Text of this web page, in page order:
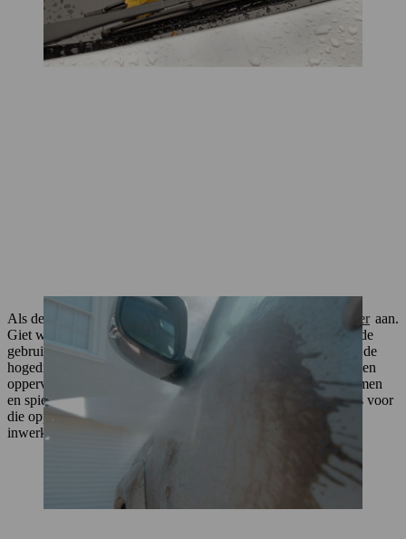
Als de velgen erg vuil zijn, breng dan een beetje velgenreiniger aan.
Giet wat
autoshampoo
in de schuimkop zoals aangegeven in de
gebruiksaanwijzing en bevestig de schuimkop vervolgens aan de
hogedrukreiniger. Sproei het reinigingsmiddel nu op alle metalen
oppervlakken en al het lakwerk van de auto. Sproei niet op ramen
en spiegels, omdat autoshampoo wax bevat die niet geschikt is voor
die oppervlakken. Laat het reinigingsmiddel enkele minuten
inwerken.